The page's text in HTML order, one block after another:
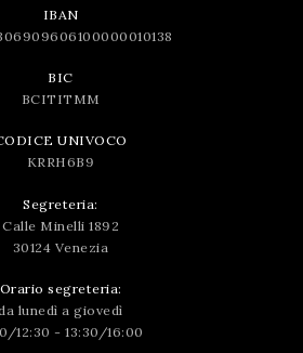
IBAN
BIC
BCITITMM
UNIVOCO
KRRH6B9
Segreteria:
Calle Minelli 1892
30124 Venezia
Orario segreteria:
lunedì a giovedì
12:30 - 13:30/16:00